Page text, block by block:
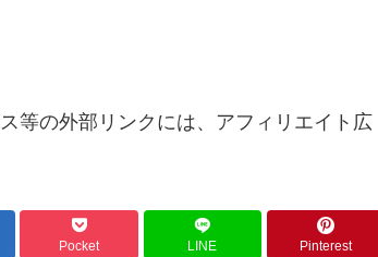
等の外部リンクには、アフィリエイト広
Pocket LINE Pinterest